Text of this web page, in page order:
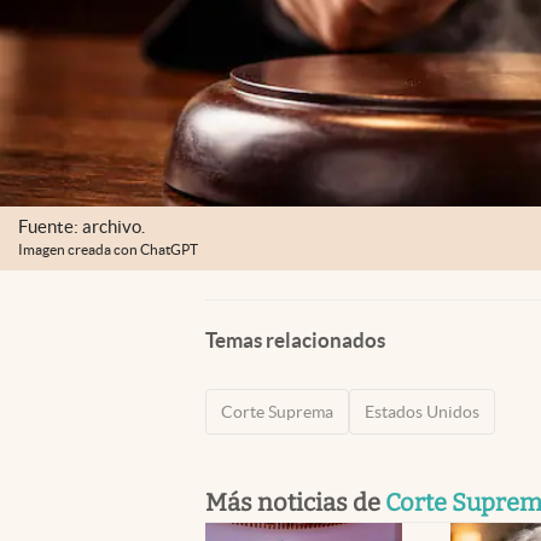
Fuente: archivo.
Imagen creada con ChatGPT
Temas relacionados
Corte Suprema Estados Unidos
Más noticias de Corte